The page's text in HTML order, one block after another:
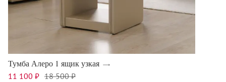
Тумба Алеро 1 ящик узкая
11 100 ₽ 18 500 ₽